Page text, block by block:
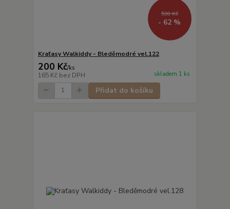
530 Kč
- 62 %
Kraťasy Walkiddy - Bleděmodré vel.122
200 Kč/ks
165 Kč bez DPH skladem 1 ks
Přidat do košíku